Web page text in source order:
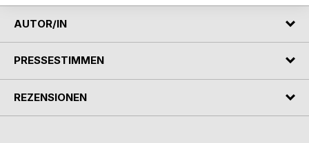
AUTOR/IN
PRESSESTIMMEN
REZENSIONEN